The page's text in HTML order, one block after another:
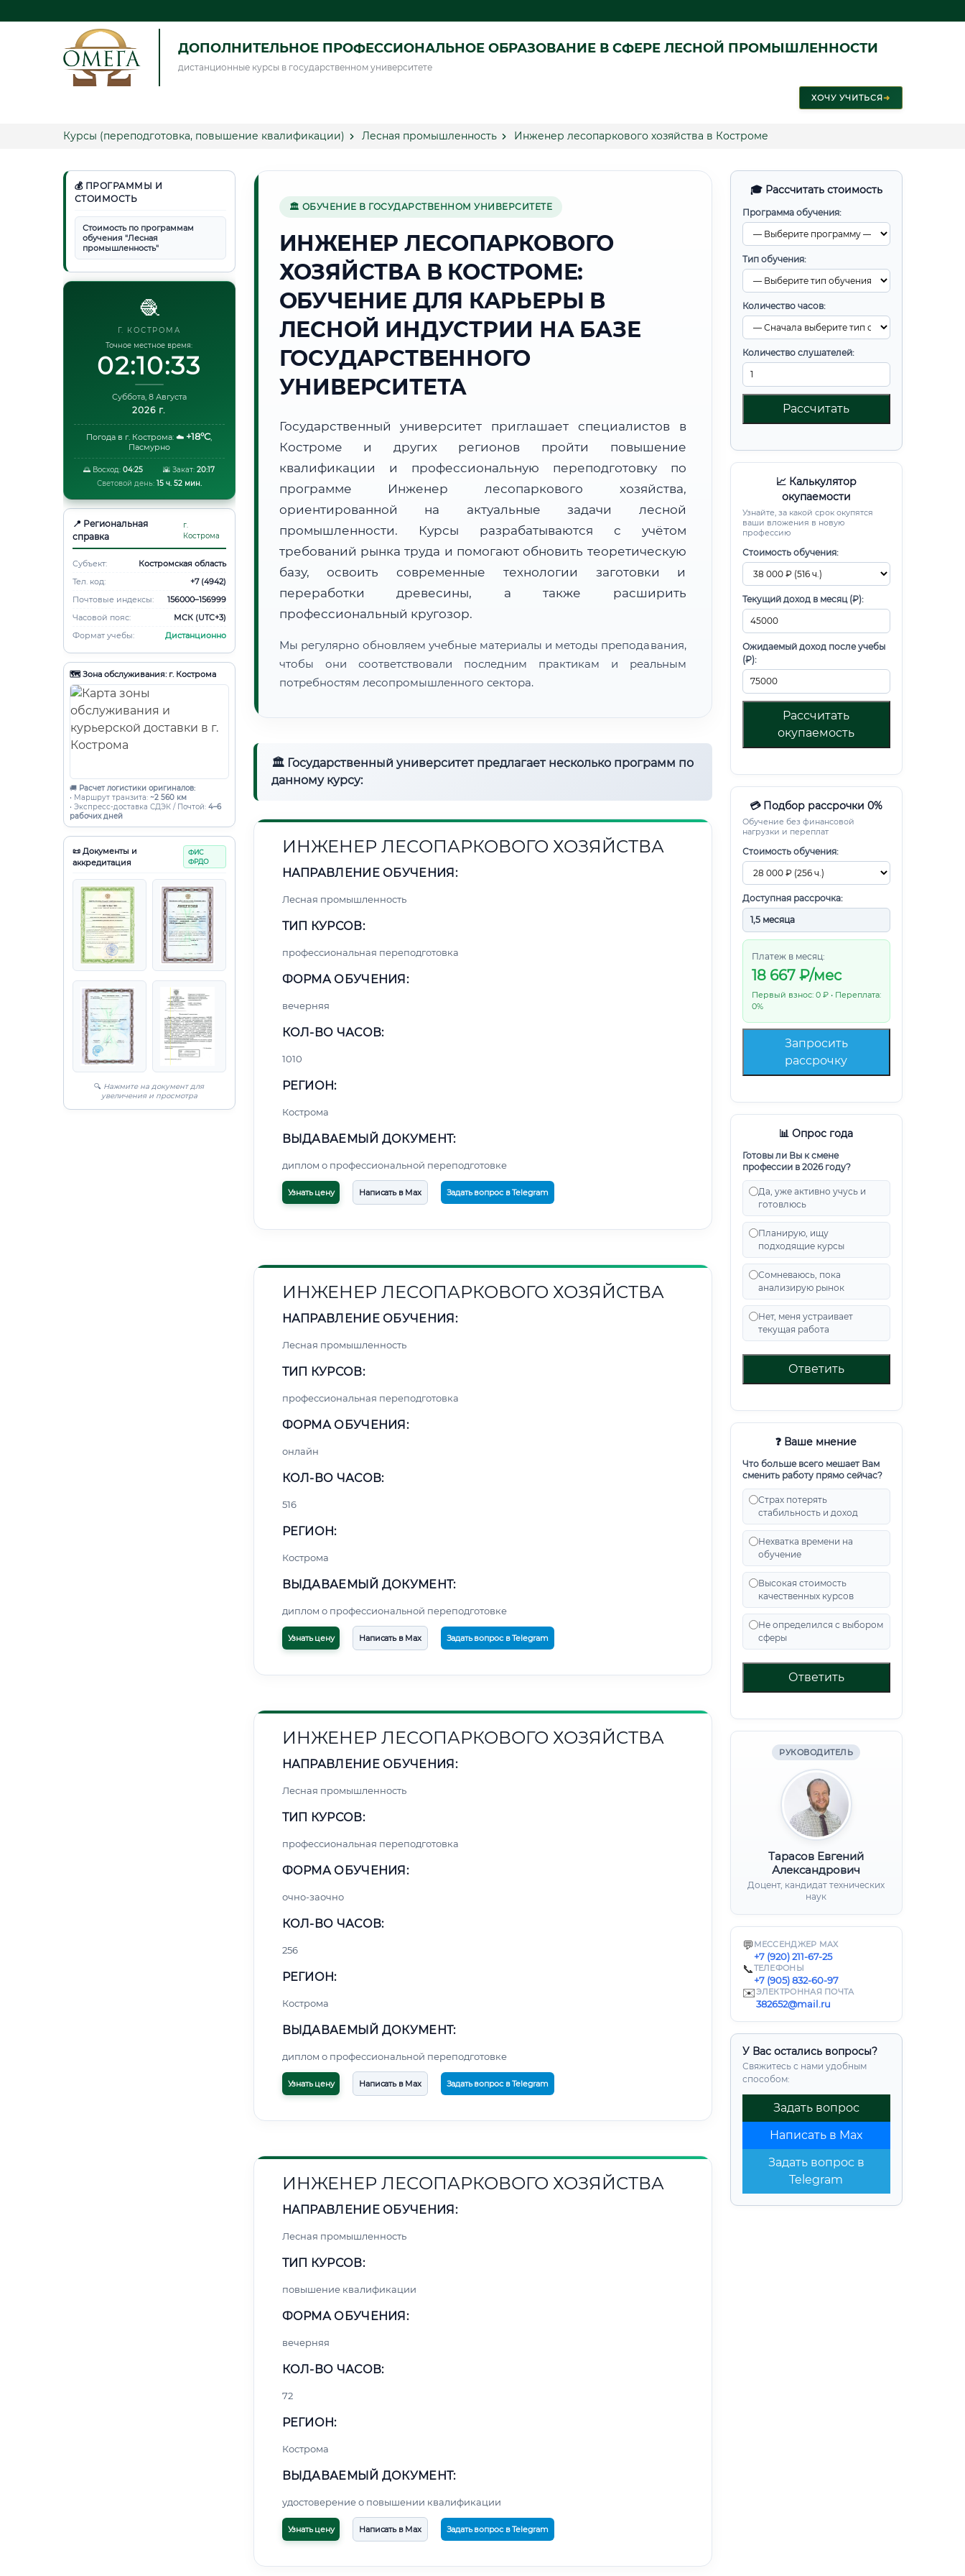
ДОПОЛНИТЕЛЬНОЕ ПРОФЕССИОНАЛЬНОЕ ОБРАЗОВАНИЕ В СФЕРЕ ЛЕСНОЙ ПРОМЫШЛЕННОСТИ
дистанционные курсы в государственном университете
ХОЧУ УЧИТЬСЯ➜
Курсы (переподготовка, повышение квалификации) Лесная промышленность Инженер лесопаркового хозяйства в Костроме
💰 ПРОГРАММЫ И
СТОИМОСТЬ
Стоимость по программам
обучения "Лесная
промышленность"
🧶
Г. КОСТРОМА
Точное местное время:
02:10:34
Суббота, 8 Августа
2026 г.
Погода в г. Кострома: ☁️ +18°C,
Пасмурно
🌅 Восход:04:25 🌇 Закат: 20:17
Световой день: 15 ч. 52 мин.
📍 Региональная
справка
г.
Кострома
Субъект:
Костромская область
Тел. код:
+7 (4942)
Почтовые индексы:
156000–156999
Часовой пояс:
МСК (UTC+3)
Формат учебы:
Дистанционно
🗺️ Зона обслуживания: г. Кострома
🚚 Расчет логистики оригиналов:
• Маршрут транзита: ~2 560 км
• Экспресс-доставка СДЭК / Почтой: 4–6
рабочих дней
📜 Документы и
аккредитация
ФИС
ФРДО
🔍 Нажмите на документ для
увеличения и просмотра
🎓 Рассчитать стоимость
Программа обучения:
Тип обучения:
Количество часов:
Количество слушателей:
Рассчитать
📈 Калькулятор
окупаемости
Узнайте, за какой срок окупятся
ваши вложения в новую
профессию
Стоимость обучения:
Текущий доход в месяц (₽):
Ожидаемый доход после учебы
(₽):
Рассчитать
окупаемость
💳 Подбор рассрочки 0%
Обучение без финансовой
нагрузки и переплат
Стоимость обучения:
Доступная рассрочка:
Платеж в месяц:
18 667₽/мес
Первый взнос: 0 ₽ • Переплата:
0%
Запросить
рассрочку
📊 Опрос года
Готовы ли Вы к смене
профессии в 2026 году?
Да, уже активно учусь и
готовлюсь
Планирую, ищу
подходящие курсы
Сомневаюсь, пока
анализирую рынок
Нет, меня устраивает
текущая работа
Ответить
❓ Ваше мнение
Что больше всего мешает Вам
сменить работу прямо сейчас?
Страх потерять
стабильность и доход
Нехватка времени на
обучение
Высокая стоимость
качественных курсов
Не определился с выбором
сферы
Ответить
РУКОВОДИТЕЛЬ
Тарасов Евгений
Александрович
Доцент, кандидат технических
наук
💬 МЕССЕНДЖЕР MAX
+7 (920) 211-67-25
📞ТЕЛЕФОНЫ
+7 (905) 832-60-97
✉️ЭЛЕКТРОННАЯ ПОЧТА
382652@mail.ru
У Вас остались вопросы?
Свяжитесь с нами удобным
способом:
Задать вопрос
Написать в Max
Задать вопрос в
Telegram
🏛 ОБУЧЕНИЕ В ГОСУДАРСТВЕННОМ УНИВЕРСИТЕТЕ
ИНЖЕНЕР ЛЕСОПАРКОВОГО
ХОЗЯЙСТВА В КОСТРОМЕ:
ОБУЧЕНИЕ ДЛЯ КАРЬЕРЫ В
ЛЕСНОЙ ИНДУСТРИИ НА БАЗЕ
ГОСУДАРСТВЕННОГО
УНИВЕРСИТЕТА
Государственный университет приглашает специалистов в
Костроме и других регионов пройти повышение
квалификации и профессиональную переподготовку по
программе Инженер лесопаркового хозяйства,
ориентированной на актуальные задачи лесной
промышленности. Курсы разрабатываются с учётом
требований рынка труда и помогают обновить теоретическую
базу, освоить современные технологии заготовки и
переработки древесины, а также расширить
профессиональный кругозор.
Мы регулярно обновляем учебные материалы и методы преподавания,
чтобы они соответствовали последним практикам и реальным
потребностям лесопромышленного сектора.
🏛 Государственный университет предлагает несколько программ по
данному курсу:
ИНЖЕНЕР ЛЕСОПАРКОВОГО ХОЗЯЙСТВА
НАПРАВЛЕНИЕ ОБУЧЕНИЯ:
Лесная промышленность
ТИП КУРСОВ:
профессиональная переподготовка
ФОРМА ОБУЧЕНИЯ:
вечерняя
КОЛ-ВО ЧАСОВ:
1010
РЕГИОН:
Кострома
ВЫДАВАЕМЫЙ ДОКУМЕНТ:
диплом о профессиональной переподготовке
Узнать цену Написать в Max Задать вопрос в Telegram
ИНЖЕНЕР ЛЕСОПАРКОВОГО ХОЗЯЙСТВА
НАПРАВЛЕНИЕ ОБУЧЕНИЯ:
Лесная промышленность
ТИП КУРСОВ:
профессиональная переподготовка
ФОРМА ОБУЧЕНИЯ:
онлайн
КОЛ-ВО ЧАСОВ:
516
РЕГИОН:
Кострома
ВЫДАВАЕМЫЙ ДОКУМЕНТ:
диплом о профессиональной переподготовке
Узнать цену Написать в Max Задать вопрос в Telegram
ИНЖЕНЕР ЛЕСОПАРКОВОГО ХОЗЯЙСТВА
НАПРАВЛЕНИЕ ОБУЧЕНИЯ:
Лесная промышленность
ТИП КУРСОВ:
профессиональная переподготовка
ФОРМА ОБУЧЕНИЯ:
очно-заочно
КОЛ-ВО ЧАСОВ:
256
РЕГИОН:
Кострома
ВЫДАВАЕМЫЙ ДОКУМЕНТ:
диплом о профессиональной переподготовке
Узнать цену Написать в Max Задать вопрос в Telegram
ИНЖЕНЕР ЛЕСОПАРКОВОГО ХОЗЯЙСТВА
НАПРАВЛЕНИЕ ОБУЧЕНИЯ:
Лесная промышленность
ТИП КУРСОВ:
повышение квалификации
ФОРМА ОБУЧЕНИЯ:
вечерняя
КОЛ-ВО ЧАСОВ:
72
РЕГИОН:
Кострома
ВЫДАВАЕМЫЙ ДОКУМЕНТ:
удостоверение о повышении квалификации
Узнать цену Написать в Max Задать вопрос в Telegram